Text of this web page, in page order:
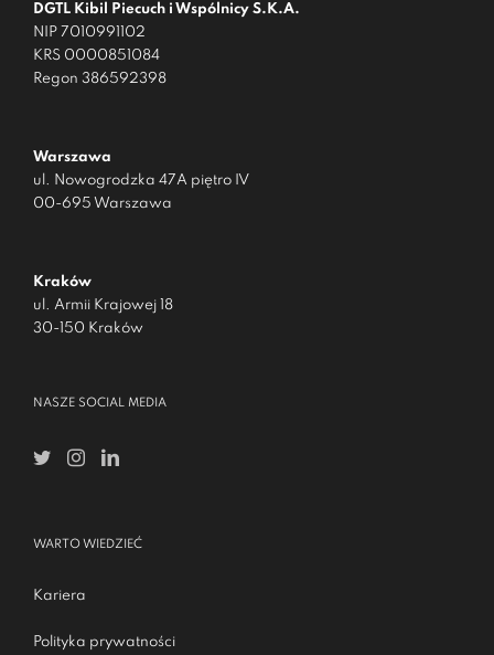
DGTL Kibil Piecuch i Wspólnicy S.K.A.
NIP 7010991102
KRS 0000851084
Regon 386592398
Warszawa
ul. Nowogrodzka 47A piętro IV
00-695 Warszawa
Kraków
ul. Armii Krajowej 18
30-150 Kraków
NASZE SOCIAL MEDIA
WARTO WIEDZIEĆ
Kariera
Polityka prywatności